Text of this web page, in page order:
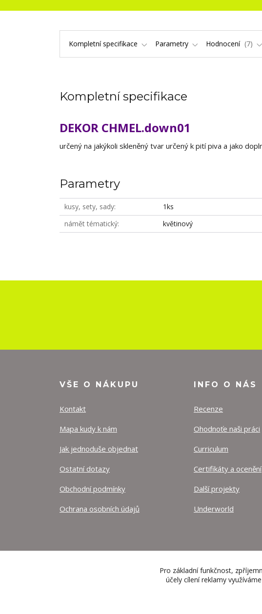
Kompletní specifikace Parametry Hodnocení 7
Kompletní specifikace
DEKOR CHMEL.down01
určený na jakýkoli skleněný tvar určený k pití piva a jako
Parametry
kusy, sety, sady
1ks
námět tématický
květinový
VŠE O NÁKUPU
Kontakt
Mapa kudy k nám
Jak jednoduše objednat
Ostatní dotazy
Obchodní podmínky
Ochrana osobních údajů
INFO O NÁS
Recenze
Ohodnoťe naši práci
Curriculum
Certifikáty a ocenění
Další projekty
Underworld
Pro základní funkčnost,
účely cílení reklamy